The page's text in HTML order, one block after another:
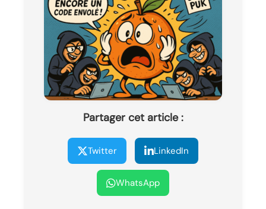
Partager cet article :
Twitter LinkedIn
WhatsApp